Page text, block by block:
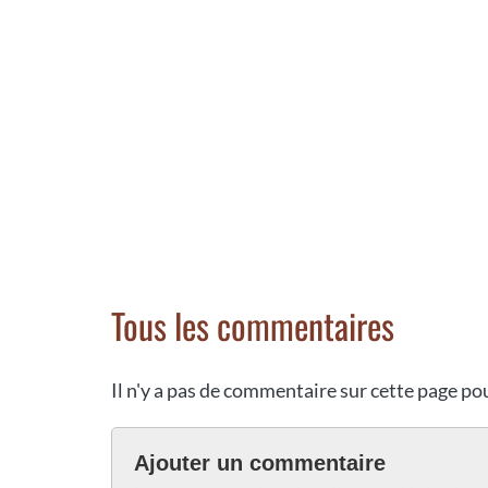
Tous les commentaires
Il n'y a pas de commentaire sur cette page
Ajouter un commentaire